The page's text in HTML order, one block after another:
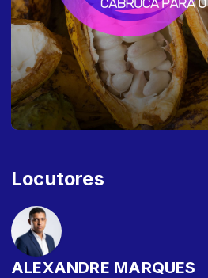
Locutores
ALEXANDRE MARQUES